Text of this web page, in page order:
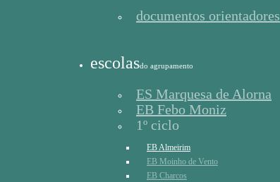
documentos orientadores
escolasdo agrupamento
ES Marquesa de Alorna
EB Febo Moniz
1º ciclo
EB Almeirim
EB Moinho de Vento
EB Charcos